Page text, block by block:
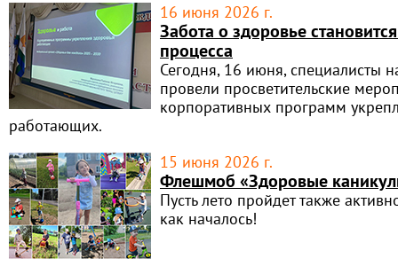
16 июня 2026 г.
Забота о здоровье
процесса
Сегодня, 16 июня, специалисты
провели просветительские
корпоративных программ
работающих.
15 июня 2026 г.
Флешмоб «Здоровые
Пусть лето пройдет также
как началось!